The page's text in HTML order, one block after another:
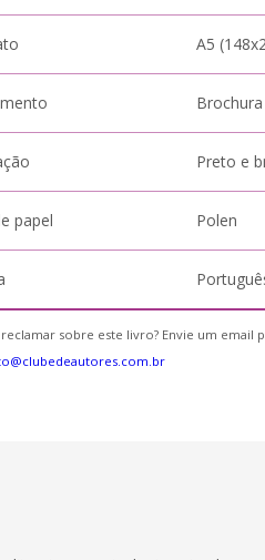
A5
Preto e
papel Polen
sobre este livro? Envie um email